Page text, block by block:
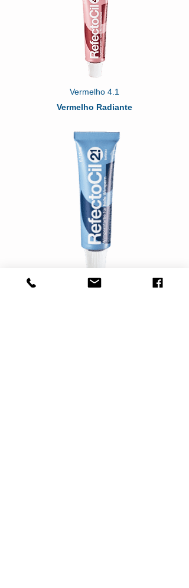
Vermelho 4.1
Vermelho Radiante
2.1 Azul Profundo